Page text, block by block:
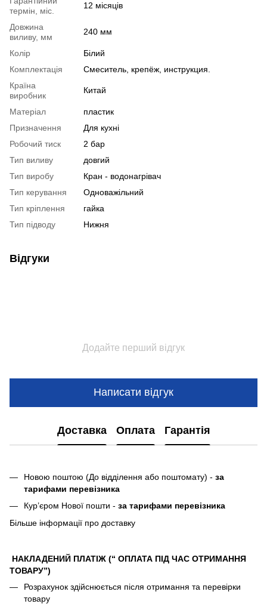
термін, міс.
12 місяців
Довжина
виливу, мм
240 мм
Колір
Білий
Комплектація
Смеситель, крепёж, инструкция.
Країна
виробник
Китай
Матеріал
пластик
Призначення
Для кухні
Робочий тиск
2 бар
Тип виливу
довгий
Тип виробу
Кран - водонагрівач
Тип керування
Одноважільний
Тип кріплення
гайка
Тип підводу
Нижня
Відгуки
Додайте перший відгук
Написати відгук
Доставка Оплата Гарантія
Новою поштою (До відділення або поштомату) - за
тарифами перевізника
Кур’єром Нової пошти - за тарифами перевізника
Більше інформації про доставку
НАКЛАДЕНИЙ ПЛАТІЖ (“ ОПЛАТА ПІД ЧАС ОТРИМАННЯ
ТОВАРУ”)
Розрахунок здійснюється після отримання та перевірки
товару